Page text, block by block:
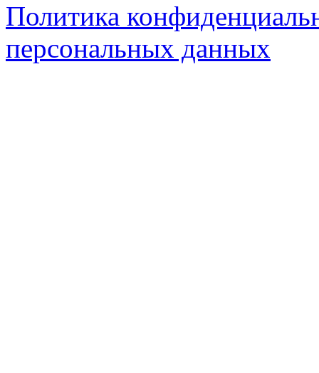
Политика
персональных данных